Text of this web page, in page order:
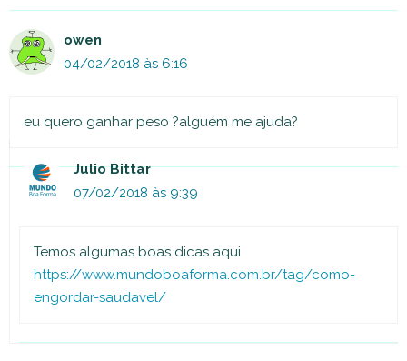
owen
04/02/2018 às 6:16
eu quero ganhar peso ?alguém me ajuda?
Julio Bittar
07/02/2018 às 9:39
Temos algumas boas dicas aqui
https://www.mundoboaforma.com.br/tag/como-
engordar-saudavel/